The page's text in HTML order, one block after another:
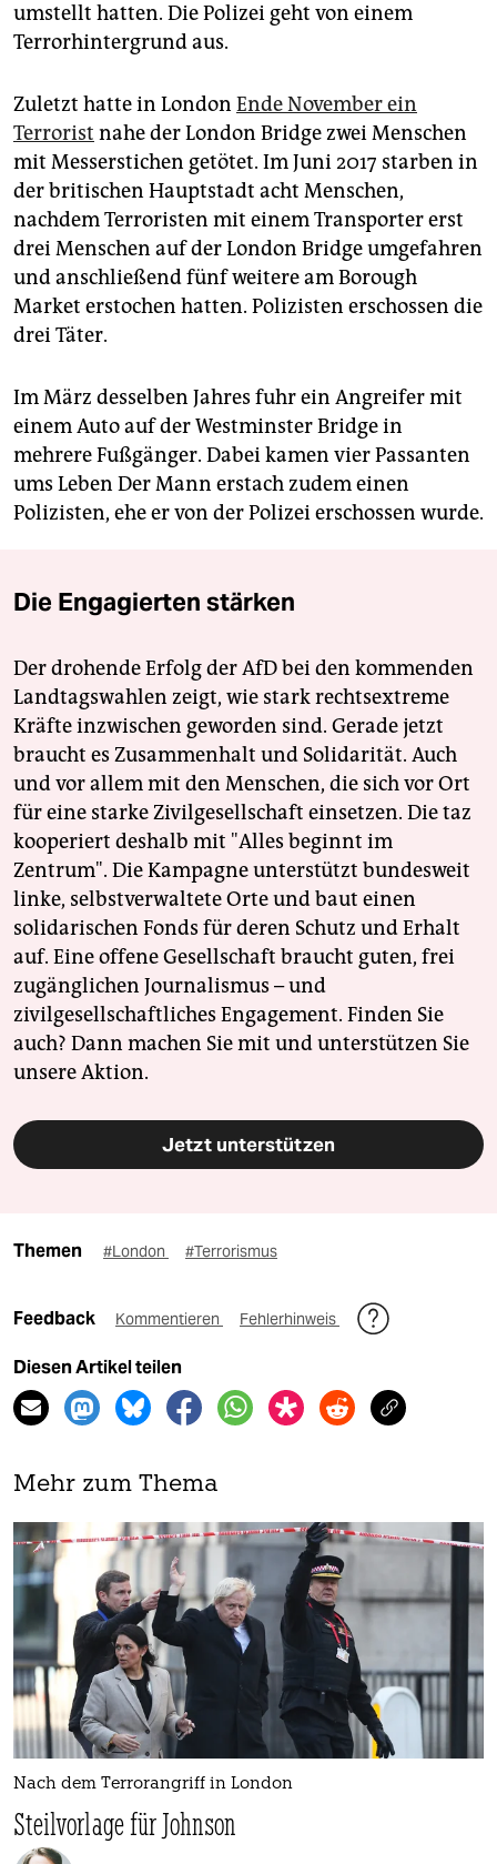
umstellt hatten. Die Polizei geht von einem
Terrorhintergrund aus.
Zuletzt hatte in London Ende November ein
Terrorist nahe der London Bridge zwei Menschen
mit Messerstichen getötet. Im Juni 2017 starben in
der britischen Hauptstadt acht Menschen,
nachdem Terroristen mit einem Transporter erst
drei Menschen auf der London Bridge umgefahren
und anschließend fünf weitere am Borough
Market erstochen hatten. Polizisten erschossen die
drei Täter.
Im März desselben Jahres fuhr ein Angreifer mit
einem Auto auf der Westminster Bridge in
mehrere Fußgänger. Dabei kamen vier Passanten
ums Leben Der Mann erstach zudem einen
Polizisten, ehe er von der Polizei erschossen wurde.
Die Engagierten stärken
Der drohende Erfolg der AfD bei den kommenden
Landtagswahlen zeigt, wie stark rechtsextreme
Kräfte inzwischen geworden sind. Gerade jetzt
braucht es Zusammenhalt und Solidarität. Auch
und vor allem mit den Menschen, die sich vor Ort
für eine starke Zivilgesellschaft einsetzen. Die taz
kooperiert deshalb mit "Alles beginnt im
Zentrum". Die Kampagne unterstützt bundesweit
linke, selbstverwaltete Orte und baut einen
solidarischen Fonds für deren Schutz und Erhalt
auf. Eine offene Gesellschaft braucht guten, frei
zugänglichen Journalismus – und
zivilgesellschaftliches Engagement. Finden Sie
auch? Dann machen Sie mit und unterstützen Sie
unsere Aktion.
Jetzt unterstützen
Themen #London #Terrorismus
Feedback Kommentieren Fehlerhinweis
Diesen Artikel teilen
Mehr zum Thema
Nach dem Terrorangriff in London
Steilvorlage für Johnson